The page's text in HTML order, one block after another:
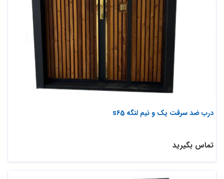
درب ضد سرقت یک و نیم لنگه s65
تماس بگیرید